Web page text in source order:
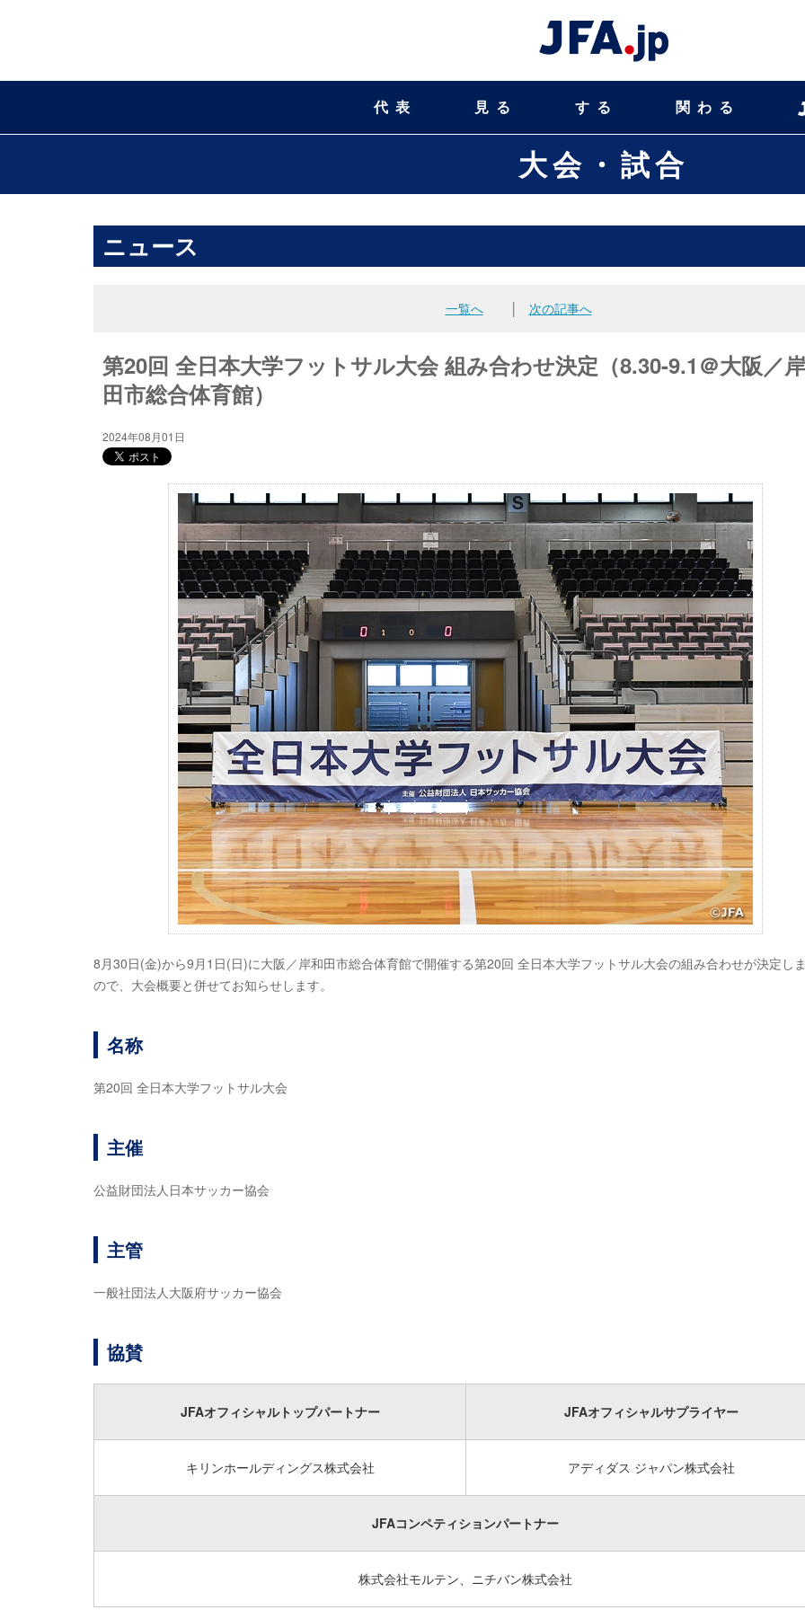
代表 見る する 関わる
大会・試合
ニュース
一覧へ 次の記事へ
第20回 全日本大学フットサル大会 組み合わせ決定（8.30-9.1＠大阪／
田市総合体育館）
2024年08月01日
8月30日(金)から9月1日(日)に大阪／岸和田市総合体育館で開催する第20回 全日本大学フットサル大会の組み合わせが決定し
ので、大会概要と併せてお知らせします。
名称
第20回 全日本大学フットサル大会
主催
公益財団法人日本サッカー協会
主管
一般社団法人大阪府サッカー協会
協賛
JFAオフィシャルトップパートナー JFAオフィシャルサプライヤー
キリンホールディングス株式会社 アディダス ジャパン株式会社
JFAコンペティションパートナー
株式会社モルテン、ニチバン株式会社